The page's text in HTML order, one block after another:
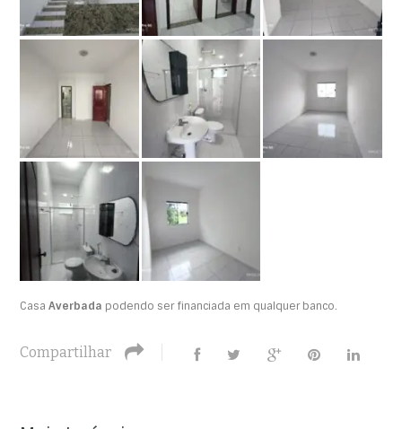
CasaAverbada podendo ser financiada em qualquer banco.
Compartilhar